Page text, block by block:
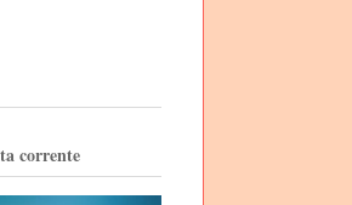
corrente